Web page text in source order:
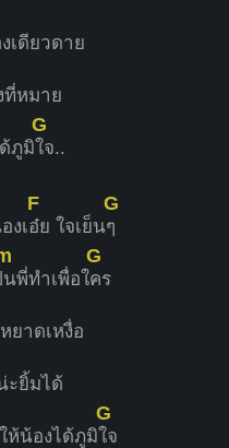
เดียวดาย
ที่หมาย
ภูมิ
G
ใจ..
งเ
F
อ๋ย ใจเย็น
G
ๆ
พี่ทำเพื่อใ
G
คร
ยาดเหงื่อ
ะยิ้มได้
ห้น้องได้ภูมิ
G
ใจ